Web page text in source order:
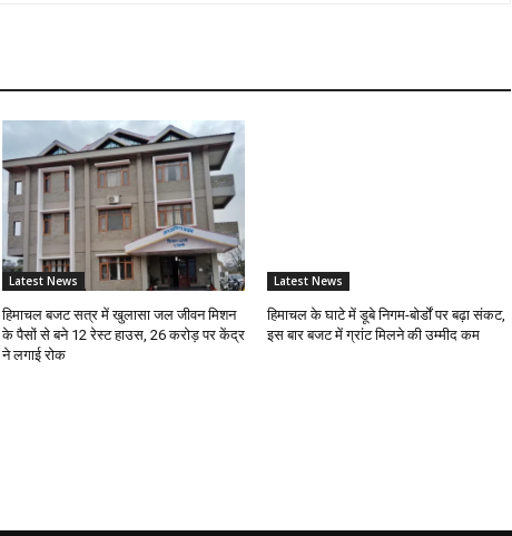
Latest News
हिमाचल बजट सत्र में खुलासा जल जीवन मिशन
के पैसों से बने 12 रेस्ट हाउस, 26 करोड़ पर केंद्र
ने लगाई रोक
Latest News
हिमाचल के घाटे में डूबे निगम-बोर्डों पर बढ़ा संकट,
इस बार बजट में ग्रांट मिलने की उम्मीद कम